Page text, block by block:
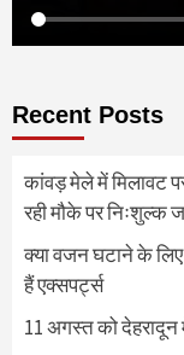
Recent Posts
कांवड़ मेले में मिलावट
रही मौके पर निःशुल्क
क्या वजन घटाने के
हैं एक्सपर्ट्स
11 अगस्त को देहरादून